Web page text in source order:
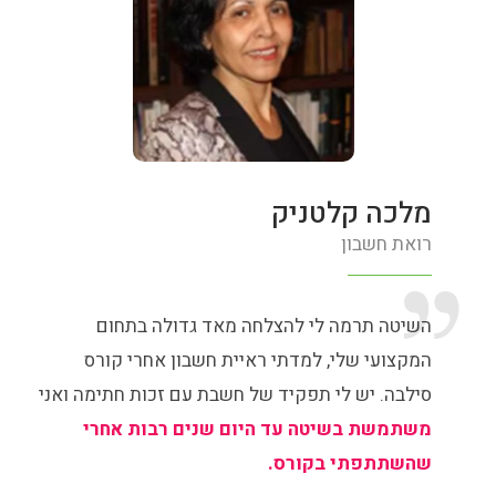
מלכה קלטניק
רואת חשבון
השיטה תרמה לי להצלחה מאד גדולה בתחום
המקצועי שלי, למדתי ראיית חשבון אחרי קורס
סילבה. יש לי תפקיד של חשבת עם זכות חתימה ואני
משתמשת בשיטה עד היום שנים רבות אחרי
שהשתתפתי בקורס.